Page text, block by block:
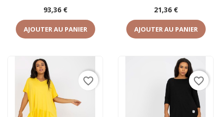
Prix
93,36 €
AJOUTER AU PANIER
Prix
21,36 €
AJOUTER AU PANIER
favorite_border favorite_border